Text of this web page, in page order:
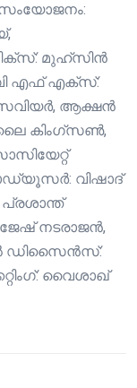
മുഹ്സിൻ
വി എഫ് എക്സ്:
ആക്ഷൻ
കിംഗ്സൺ,
വിഷാദ്
നടരാജൻ,
ഡിസൈൻസ്:
വൈശാഖ്